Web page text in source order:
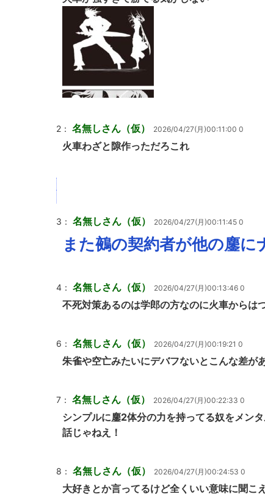
2： 名無しさん（仮） 2026/04/27(月)00:11:00 0
火車わざと隙作っただろこれ
3： 名無しさん（仮） 2026/04/27(月)00:11:45 0
また鵺の契約者が他の鏖
4： 名無しさん（仮） 2026/04/27(月)00:13:46 0
不死対策あるのは学郎の方なのに火車からは
6： 名無しさん（仮） 2026/04/27(月)00:19:21 0
朱雀や空亡みたいにデバフないとこんな差が
7： 名無しさん（仮） 2026/04/27(月)00:22:33 0
シンプルに鏖2体分の力を持ってる奴をメン
話じゃねえ！
8： 名無しさん（仮） 2026/04/27(月)00:24:53 0
大好きとか言ってるけど全くいい意味に聞こ